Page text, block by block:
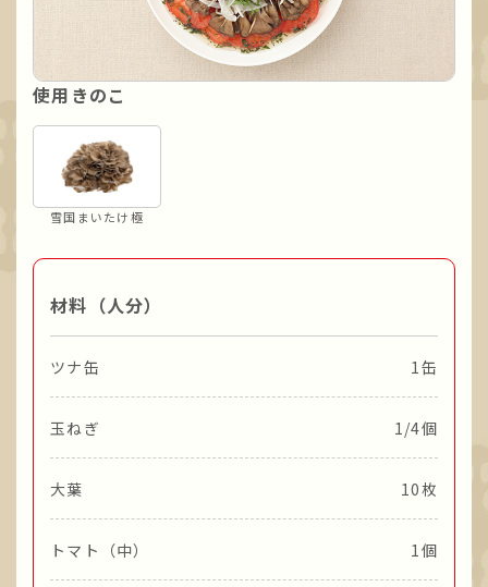
使用きのこ
雪国まいたけ極
材料（人分）
ツナ缶 1缶
玉ねぎ 1/4個
大葉 10枚
トマト（中） 1個